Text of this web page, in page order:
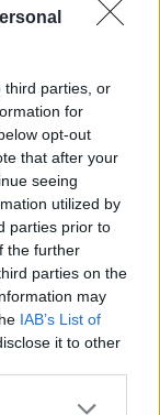
third parties, or
for
opt-out
that after your
seeing
utilized by
parties prior to
the further
parties on the
may
IAB’s List of
it to other